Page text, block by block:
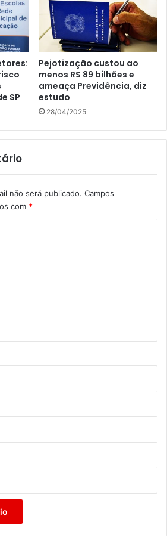
SP
Pejotização custou ao
menos R$ 89 bilhões e
ameaça Previdência, diz
estudo
28/04/2025
não será publicado. Campos
com *